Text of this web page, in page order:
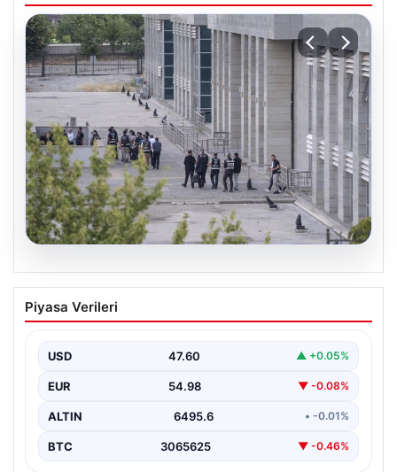
Etimesgut Belediyesi’nde Geniş
Kapsamlı Soruşturma: Başkan
Çıktı
Ankara'nın Etimesgut ilçesinde yer alan belediyeye
yönelik yürütülen kapsamlı bir soruşturmanın son
Piyasa Verileri
USD 47.60 ▲ +0.05%
EUR 54.98 ▼ -0.08%
ALTIN 6495.6 • -0.01%
BTC 3065625 ▼ -0.46%